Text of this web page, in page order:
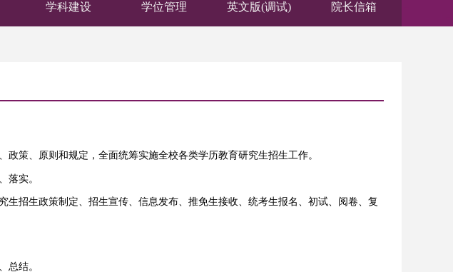
学科建设 学位管理 英文版(调试) 院长信箱
策、原则和规定，全面统筹实施全校各类学历教育研究生招生工作。
落实。
生招生政策制定、招生宣传、信息发布、推免生接收、统考生报名、初试、阅卷、复
总结。